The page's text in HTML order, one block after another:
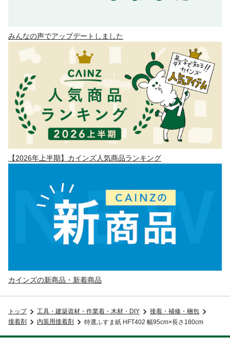
みんなの声でアップデートしました
【2026年上半期】カインズ人気商品ランキング
カインズの新商品・新着商品
トップ 工具・建築資材・作業着・木材・DIY
接着・補修・梱包
接着剤
内装用接着剤 特選ふすま紙 HFT402 幅95cm×長さ180cm